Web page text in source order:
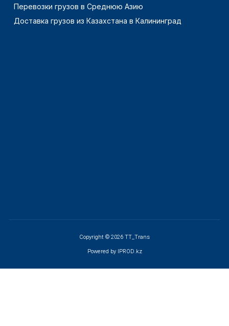
Перевозки грузов в Среднюю Азию
Доставка грузов из Казахстана в Калининград
Copyright © 2026 TT_Trans
Powered by IPROD.kz